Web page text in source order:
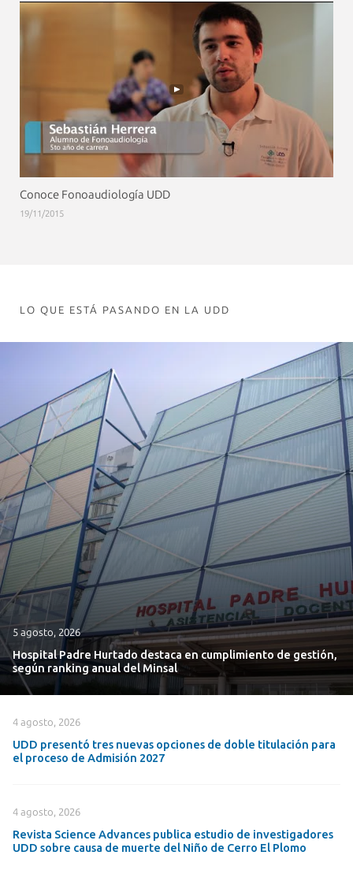
Conoce Fonoaudiología UDD
19/11/2015
LO QUE ESTÁ PASANDO EN LA UDD
5 agosto, 2026
Hospital Padre Hurtado destaca en cumplimiento de gestión,
según ranking anual del Minsal
4 agosto, 2026
UDD presentó tres nuevas opciones de doble titulación para
el proceso de Admisión 2027
4 agosto, 2026
Revista Science Advances publica estudio de investigadores
UDD sobre causa de muerte del Niño de Cerro El Plomo